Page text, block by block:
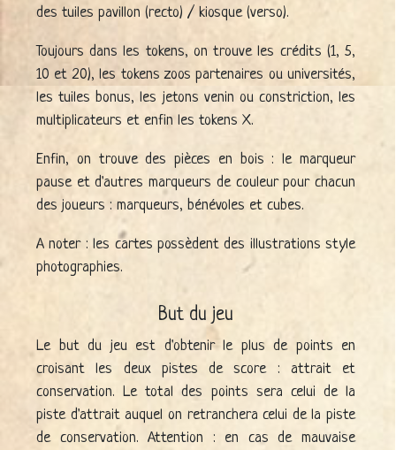
des tuiles pavillon (recto) / kiosque (verso).
Toujours dans les tokens, on trouve les crédits (1, 5,
10 et 20), les tokens zoos partenaires ou universités,
les tuiles bonus, les jetons venin ou constriction, les
multiplicateurs et enfin les tokens X.
Enfin, on trouve des pièces en bois : le marqueur
pause et d'autres marqueurs de couleur pour chacun
des joueurs : marqueurs, bénévoles et cubes.
A noter : les cartes possèdent des illustrations style
photographies.
But du jeu
Le but du jeu est d'obtenir le plus de points en
croisant les deux pistes de score : attrait et
conservation. Le total des points sera celui de la
piste d'attrait auquel on retranchera celui de la piste
de conservation. Attention : en cas de mauvaise